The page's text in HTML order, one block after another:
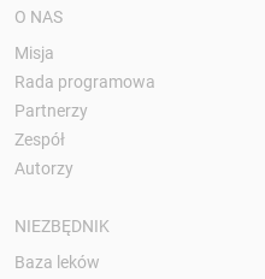
O NAS
Misja
Rada programowa
Partnerzy
Zespół
Autorzy
NIEZBĘDNIK
Baza leków